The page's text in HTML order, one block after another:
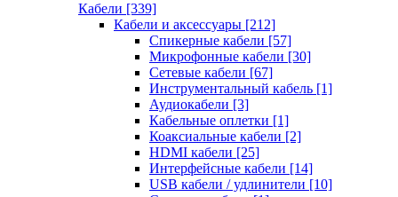
Кабели [339]
Кабели и аксессуары [212]
Спикерные кабели [57]
Микрофонные кабели [30]
Сетевые кабели [67]
Инструментальный кабель [1]
Аудиокабели [3]
Кабельные оплетки [1]
Коаксиальные кабели [2]
HDMI кабели [25]
Интерфейсные кабели [14]
USB кабели / удлинители [10]